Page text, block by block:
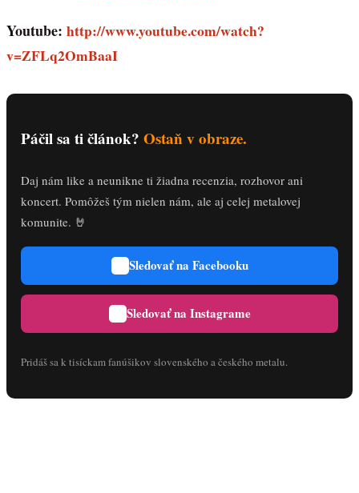
Youtube: http://www.youtube.com/watch?
v=ZFLq2OmBaaI
Páčil sa ti článok? Ostaň v obraze.
Daj nám like a neunikne ti žiadna recenzia, rozhovor ani
koncert. Pomôžeš tým nielen nám, ale aj celej metalovej
komunite. 🤘
Sledovať na Facebooku
Sledovať na Instagrame
Pridáš sa k tisíckam fanúšikov slovenského a českého metalu.